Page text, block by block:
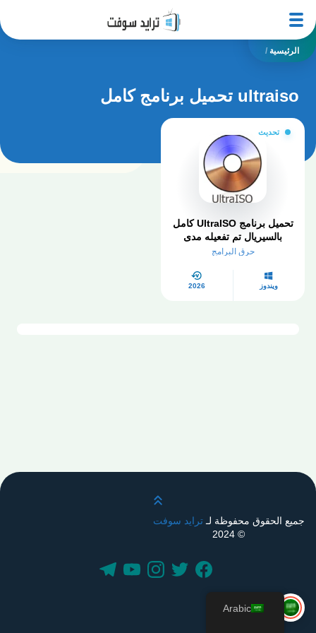
الرئيسية /
ultraiso تحميل برنامج كامل
تحديث
تحميل برنامج UltraISO كامل
بالسيريال تم تفعيله مدى
الحياة 2026
حرق البرامج
ويندوز 2026
قم بالتمرير لأعلى
جميع الحقوق محفوظة لـترايد سوفت
© 2024
Arabic